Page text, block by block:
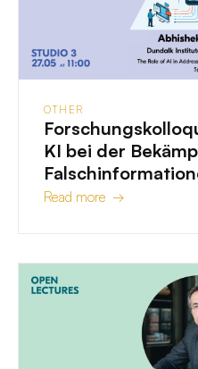
OTHER
KI bei der
Read more →